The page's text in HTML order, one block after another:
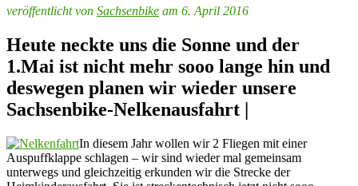
veröffentlicht von Sachsenbike am 6. April 2016
Heute neckte uns die Sonne und der
1.Mai ist nicht mehr sooo lange hin und
deswegen planen wir wieder unsere
Sachsenbike-Nelkenausfahrt |
In diesem Jahr wollen wir 2 Fliegen mit einer
Auspuffklappe schlagen – wir sind wieder mal gemeinsam
unterwegs und gleichzeitig erkunden wir die Strecke der